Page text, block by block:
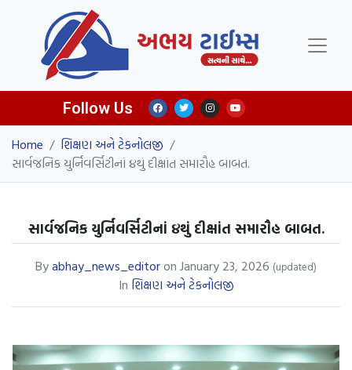
Follow Us
Home / શિક્ષણ અને ટેકનોલજી /
સાર્વજનિક યુર્નિવર્સિટીનાં ૪થું દીક્ષાંત સમારૌહ બાબત.
સાર્વજનિક યુર્નિવર્સિટીનાં ૪થું દીક્ષાંત સમારૌહ બાબત.
Byabhay_news_editoron January 23, 2026 (updated)
In શિક્ષણ અને ટેકનોલજી